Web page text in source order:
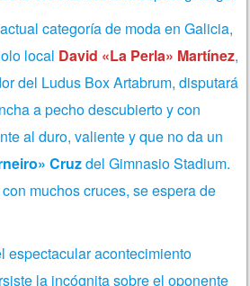
categoría de moda en Galicia,
local David «La Perla» Martínez,
del Ludus Box Artabrum, disputará
a pecho descubierto y con
al duro, valiente y que no da un
Cruzdel Gimnasio Stadium.
muchos cruces, se espera de
espectacular acontecimiento
la incógnita sobre el oponente